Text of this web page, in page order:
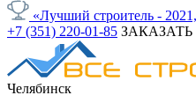
«Лучший строитель -
+7 (351) 220-01-85
Челябинск